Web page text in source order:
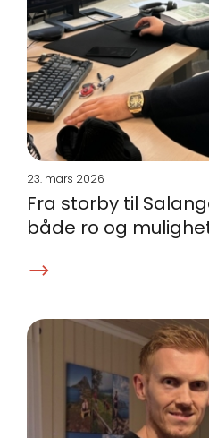
23. mars 2026
Fra storby til
både ro og